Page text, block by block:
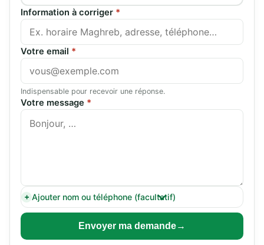
Information à corriger *
Votre email *
Indispensable pour recevoir une réponse.
Votre message *
Ajouter nom ou téléphone (facultatif)
Envoyer ma demande